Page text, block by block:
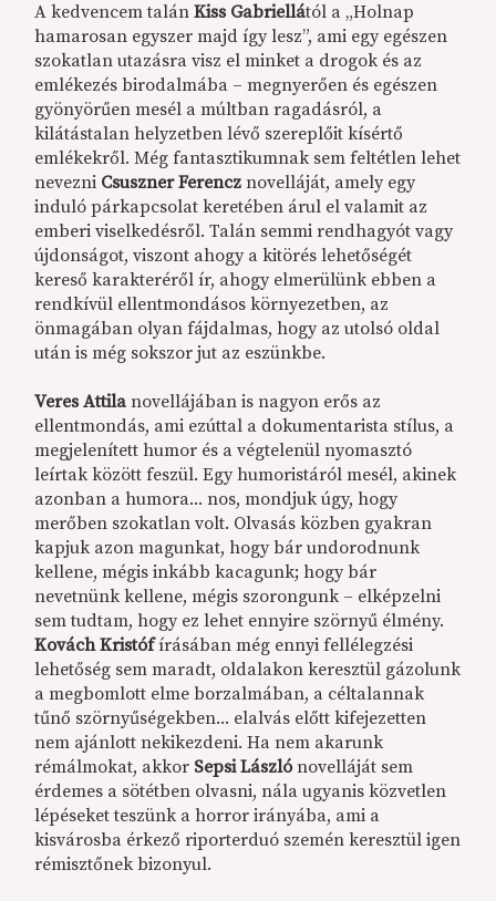
A kedvencem talánKiss Gabriellától a „Holnap
hamarosan egyszer majd így lesz”, ami egy egészen
szokatlan utazásra visz el minket a drogok és az
emlékezés birodalmába – megnyerően és egészen
gyönyörűen mesél a múltban ragadásról, a
kilátástalan helyzetben lévő szereplőit kísértő
emlékekről. Még fantasztikumnak sem feltétlen lehet
nevezni Csuszner Ferencz novelláját, amely egy
induló párkapcsolat keretében árul el valamit az
emberi viselkedésről. Talán semmi rendhagyót vagy
újdonságot, viszont ahogy a kitörés lehetőségét
kereső karakteréről ír, ahogy elmerülünk ebben a
rendkívül ellentmondásos környezetben, az
önmagában olyan fájdalmas, hogy az utolsó oldal
után is még sokszor jut az eszünkbe.
Veres Attila novellájában is nagyon erős az
ellentmondás, ami ezúttal a dokumentarista stílus, a
megjelenített humor és a végtelenül nyomasztó
leírtak között feszül. Egy humoristáról mesél, akinek
azonban a humora... nos, mondjuk úgy, hogy
merőben szokatlan volt. Olvasás közben gyakran
kapjuk azon magunkat, hogy bár undorodnunk
kellene, mégis inkább kacagunk; hogy bár
nevetnünk kellene, mégis szorongunk – elképzelni
sem tudtam, hogy ez lehet ennyire szörnyű élmény.
Kovách Kristófírásában még ennyi fellélegzési
lehetőség sem maradt, oldalakon keresztül gázolunk
a megbomlott elme borzalmában, a céltalannak
tűnő szörnyűségekben... elalvás előtt kifejezetten
nem ajánlott nekikezdeni. Ha nem akarunk
rémálmokat, akkor Sepsi Lászlónovelláját sem
érdemes a sötétben olvasni, nála ugyanis közvetlen
lépéseket teszünk a horror irányába, ami a
kisvárosba érkező riporterduó szemén keresztül igen
rémisztőnek bizonyul.